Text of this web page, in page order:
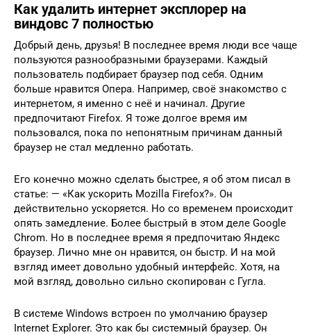
Как удалить интернет эксплорер на
виндовс 7 полностью
Добрый день, друзья! В последнее время люди все чаще
пользуются разнообразными браузерами. Каждый
пользователь подбирает браузер под себя. Одним
больше нравится Опера. Например, своё знакомство с
интернетом, я именно с неё и начинал. Другие
предпочитают Firefox. Я тоже долгое время им
пользовался, пока по непонятным причинам данный
браузер не стал медленно работать.
Его конечно можно сделать быстрее, я об этом писал в
статье: — «Как ускорить Mozilla Firefox?». Он
действительно ускоряется. Но со временем происходит
опять замедление. Более быстрый в этом деле Google
Chrom. Но в последнее время я предпочитаю Яндекс
браузер. Лично мне он нравится, он быстр. И на мой
взгляд имеет довольно удобный интерфейс. Хотя, на
мой взгляд, довольно сильно скопирован с Гугла.
В системе Windows встроен по умолчанию браузер
Internet Explorer. Это как бы системный браузер. Он